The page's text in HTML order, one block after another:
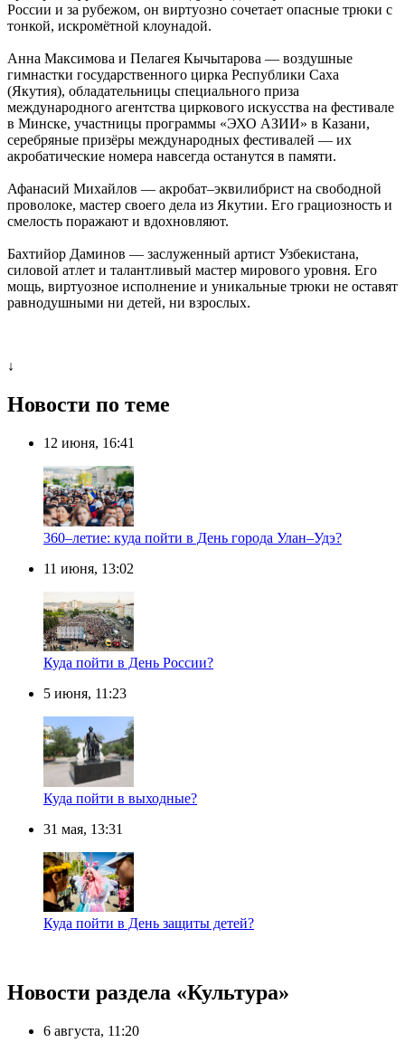
России и за рубежом, он виртуозно сочетает опасные трюки с
тонкой, искромётной клоунадой.
Анна Максимова и Пелагея Кычытарова — воздушные
гимнастки государственного цирка Республики Саха
(Якутия), обладательницы специального приза
международного агентства циркового искусства на фестивале
в Минске, участницы программы «ЭХО АЗИИ» в Казани,
серебряные призёры международных фестивалей — их
акробатические номера навсегда останутся в памяти.
Афанасий Михайлов — акробат–эквилибрист на свободной
проволоке, мастер своего дела из Якутии. Его грациозность и
смелость поражают и вдохновляют.
Бахтийор Даминов — заслуженный артист Узбекистана,
силовой атлет и талантливый мастер мирового уровня. Его
мощь, виртуозное исполнение и уникальные трюки не оставят
равнодушными ни детей, ни взрослых.
↓
Новости по теме
12 июня, 16:41
360–летие: куда пойти в День города Улан–Удэ?
11 июня, 13:02
Куда пойти в День России?
5 июня, 11:23
Куда пойти в выходные?
31 мая, 13:31
Куда пойти в День защиты детей?
Новости раздела «Культура»
6 августа, 11:20